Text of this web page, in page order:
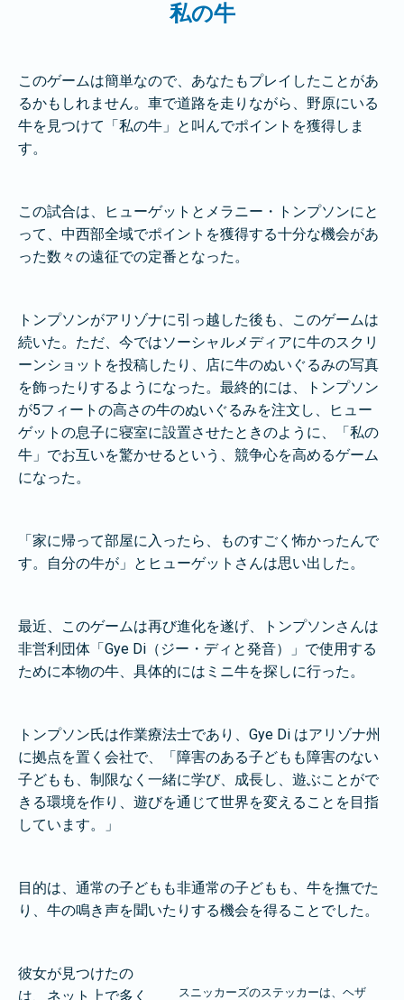
私の牛
このゲームは簡単なので、あなたもプレイしたことがあ
るかもしれません。車で道路を走りながら、野原にいる
牛を見つけて「私の牛」と叫んでポイントを獲得しま
す。
この試合は、ヒューゲットとメラニー・トンプソンにと
って、中西部全域でポイントを獲得する十分な機会があ
った数々の遠征での定番となった。
トンプソンがアリゾナに引っ越した後も、このゲームは
続いた。ただ、今ではソーシャルメディアに牛のスクリ
ーンショットを投稿したり、店に牛のぬいぐるみの写真
を飾ったりするようになった。最終的には、トンプソン
が5フィートの高さの牛のぬいぐるみを注文し、ヒュー
ゲットの息子に寝室に設置させたときのように、「私の
牛」でお互いを驚かせるという、競争心を高めるゲーム
になった。
「家に帰って部屋に入ったら、ものすごく怖かったんで
す。自分の牛が」とヒューゲットさんは思い出した。
最近、このゲームは再び進化を遂げ、トンプソンさんは
非営利団体「Gye Di（ジー・ディと発音）」で使用する
ために本物の牛、具体的にはミニ牛を探しに行った。
トンプソン氏は作業療法士であり、Gye Di はアリゾナ州
に拠点を置く会社で、「障害のある子どもも障害のない
子どもも、制限なく一緒に学び、成長し、遊ぶことがで
きる環境を作り、遊びを通じて世界を変えることを目指
しています。」
目的は、通常の子どもも非通常の子どもも、牛を撫でた
り、牛の鳴き声を聞いたりする機会を得ることでした。
スニッカーズのステッカーは、ヘザ
彼女が見つけたの
は、ネット上で多く